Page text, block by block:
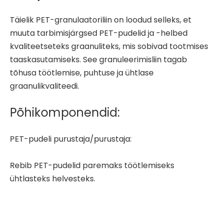
Täielik PET-granulaatoriliinon loodud selleks, et
muuta tarbimisjärgsed PET-pudelid ja -helbed
kvaliteetseteks graanuliteks, mis sobivad tootmises
taaskasutamiseks. See granuleerimisliin tagab
tõhusa töötlemise, puhtuse ja ühtlase
graanulikvaliteedi.
Põhikomponendid:
PET-pudeli purustaja/purustaja:
Rebib PET-pudelid paremaks töötlemiseks
ühtlasteks helvesteks.